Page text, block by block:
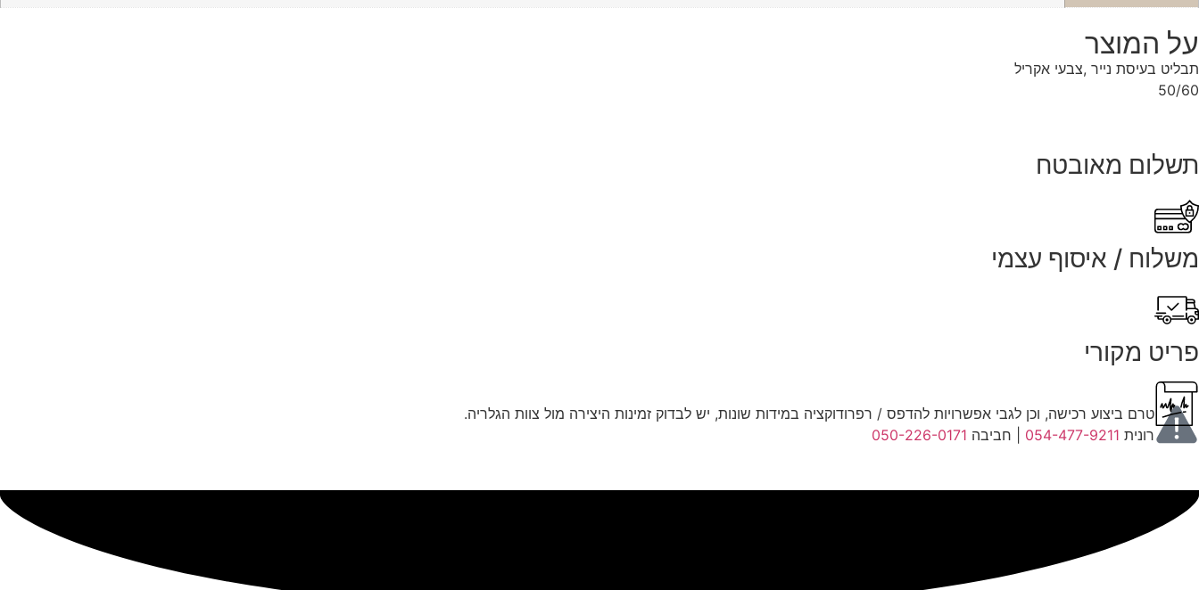
על המוצר
תבליט בעיסת נייר ,צבעי אקריל
50/60
תשלום מאובטח
משלוח / איסוף עצמי
פריט מקורי
טרם ביצוע רכישה, וכן לגבי אפשרויות להדפס / רפרודוקציה במידות שונות, יש לבדוק זמינות היצירה מול צוות הגלריה.
רונית 054-477-9211 | חביבה 050-226-0171